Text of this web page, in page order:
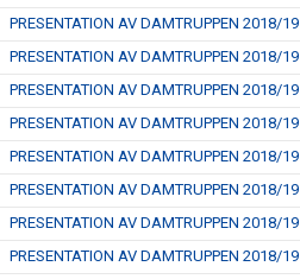
PRESENTATION AV DAMTRUPPEN 2018/19
PRESENTATION AV DAMTRUPPEN 2018/19
PRESENTATION AV DAMTRUPPEN 2018/19
PRESENTATION AV DAMTRUPPEN 2018/19
PRESENTATION AV DAMTRUPPEN 2018/19
PRESENTATION AV DAMTRUPPEN 2018/19
PRESENTATION AV DAMTRUPPEN 2018/19
PRESENTATION AV DAMTRUPPEN 2018/19